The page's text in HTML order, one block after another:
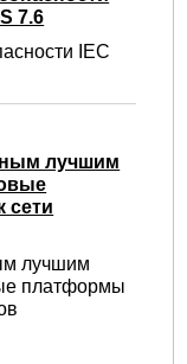
7.6
IEC
лучшим
сети
лучшим
платформы